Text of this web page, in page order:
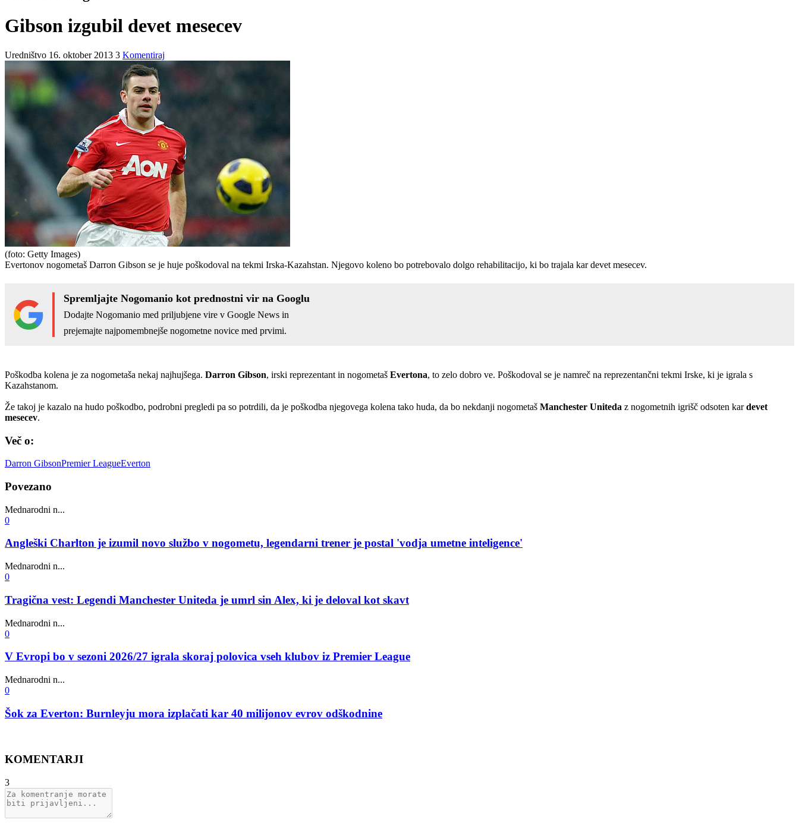
Gibson izgubil devet mesecev
Uredništvo 16. oktober 2013 3 Komentiraj
(foto: Getty Images)
Evertonov nogometaš Darron Gibson se je huje poškodoval na tekmi Irska-Kazahstan. Njegovo koleno bo potrebovalo dolgo rehabilitacijo, ki bo trajala kar devet mesecev.
Spremljajte Nogomanio kot prednostni vir na Googlu
Dodajte Nogomanio med priljubjene vire v Google News in
prejemajte najpomembnejše nogometne novice med prvimi.
Poškodba kolena je za nogometaša nekaj najhujšega. Darron Gibson, irski reprezentant in nogometaš Evertona, to zelo dobro ve. Poškodoval se je namreč na reprezentančni tekmi Irske, ki je igrala s
Kazahstanom.
Že takoj je kazalo na hudo poškodbo, podrobni pregledi pa so potrdili, da je poškodba njegovega kolena tako huda, da bo nekdanji nogometaš Manchester Uniteda z nogometnih igrišč odsoten kardevet
mesecev.
Več o:
Darron GibsonPremier LeagueEverton
Povezano
Mednarodni n...
0
Angleški Charlton je izumil novo službo v nogometu, legendarni trener je postal 'vodja umetne inteligence'
Mednarodni n...
0
Tragična vest: Legendi Manchester Uniteda je umrl sin Alex, ki je deloval kot skavt
Mednarodni n...
0
V Evropi bo v sezoni 2026/27 igrala skoraj polovica vseh klubov iz Premier League
Mednarodni n...
0
Šok za Everton: Burnleyju mora izplačati kar 40 milijonov evrov odškodnine
KOMENTARJI
3